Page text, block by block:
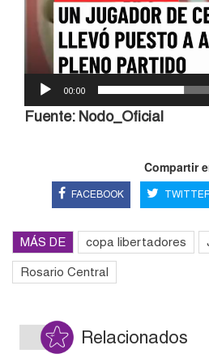
00:00
Fuente: Nodo_Oficial
Compartir
FACEBOOK
MÁS DE copa libertadores
Rosario Central
Relacionados